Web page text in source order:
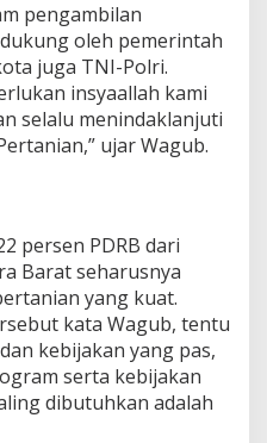
pengambilan
oleh pemerintah
juga TNI-Polri.
insyaallah kami
selalu menindaklanjuti
ujar Wagub.
persen PDRB dari
Barat seharusnya
yang kuat.
kata Wagub, tentu
kebijakan yang pas,
serta kebijakan
dibutuhkan adalah